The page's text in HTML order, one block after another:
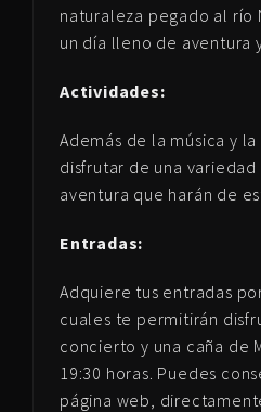
naturaleza pegado al río
un día lleno de aventura
Actividades:
Además de la música y
disfrutar de una
aventura que harán de
Entradas:
Adquiere tus entradas
cuales te permitirán
concierto y una caña de
19:30 horas. Puedes
página web,